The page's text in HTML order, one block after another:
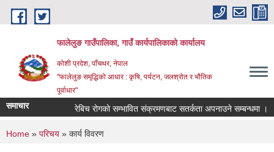
Skip to main content
फालेलुङ गाउँपालिका, गाउँ कार्यपालिकाको कार्यालय
कोशी प्रदेश, पाँचथर, नेपाल
"फालेलुङ समृद्धिको आधार : कृषि, पर्यटन, जलश्रोत र भौतिक
पूर्वाधार"
समाचार रेबिच रोगको सम्भावित संक्रमणबाट सतर्कता अपनाउने सम्बन्धमा ।
You are here
Home » परिचय » कार्य विवरण